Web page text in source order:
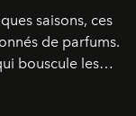
saisons, ces
de parfums.
bouscule les
: